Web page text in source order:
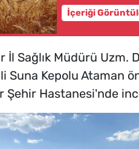
İçeriği
İl Sağlık Müdürü Uzm.
Suna Kepolu Ataman
Şehir Hastanesi'nde